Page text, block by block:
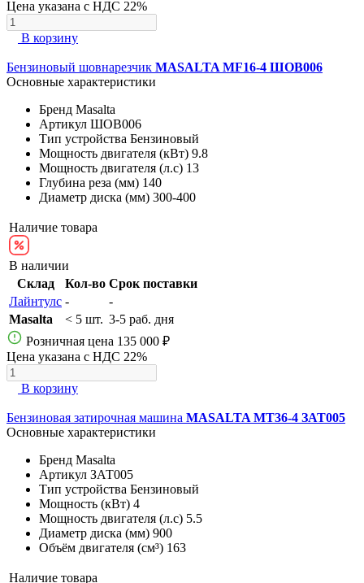
Цена указана с НДС 22%
В корзину
Бензиновый шовнарезчик MASALTA MF16-4 ШОВ006
Основные характеристики
Бренд Masalta
Артикул ШОВ006
Тип устройства Бензиновый
Мощность двигателя (кВт) 9.8
Мощность двигателя (л.с) 13
Глубина реза (мм) 140
Диаметр диска (мм) 300-400
Наличие товара
В наличии
Склад
Кол-во Срок поставки
Лайнтулс -
-
Masalta
< 5 шт. 3-5 раб. дня
Розничная цена 135 000 ₽
Цена указана с НДС 22%
В корзину
Бензиновая затирочная машина MASALTA МТ36-4 ЗАТ005
Основные характеристики
Бренд Masalta
Артикул ЗАТ005
Тип устройства Бензиновый
Мощность (кВт) 4
Мощность двигателя (л.с) 5.5
Диаметр диска (мм) 900
Объём двигателя (см³) 163
Наличие товара